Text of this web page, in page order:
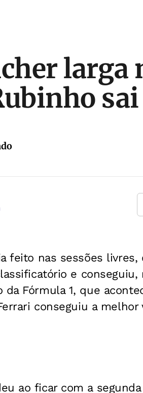
larga
sai
feito nas sessões
e
da Fórmula 1, que
conseguiu a
ao ficar com a